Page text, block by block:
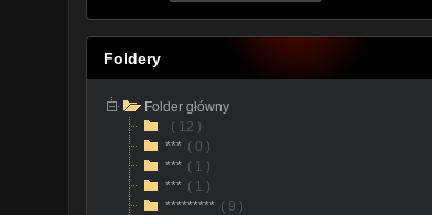
Foldery
Folder główny
( 12 )
*** ( 0 )
*** ( 1 )
*** ( 1 )
********* ( 9 )